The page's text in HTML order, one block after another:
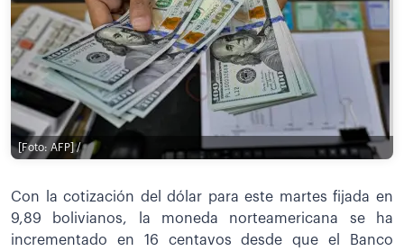
[Foto: AFP] /
Con la cotización del dólar para este martes fijada en
9,89 bolivianos, la moneda norteamericana se ha
incrementado en 16 centavos desde que el Banco